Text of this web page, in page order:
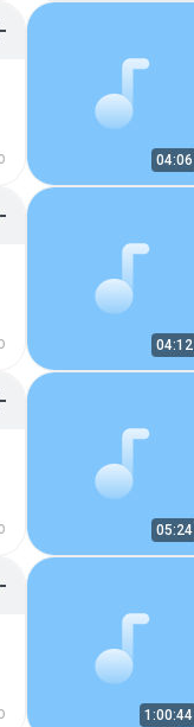
04:06
04:12
05:24
1:00:44